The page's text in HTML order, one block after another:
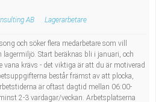
AB Lagerarbetare
och söker flera medarbetare som vill
Start beräknas bli i januari, och
vana krävs - det viktiga är att du är motiverad
består främst av att plocka,
är oftast dagtid mellan 06:00-
2-3 vardagar/veckan. Arbetsplatserna